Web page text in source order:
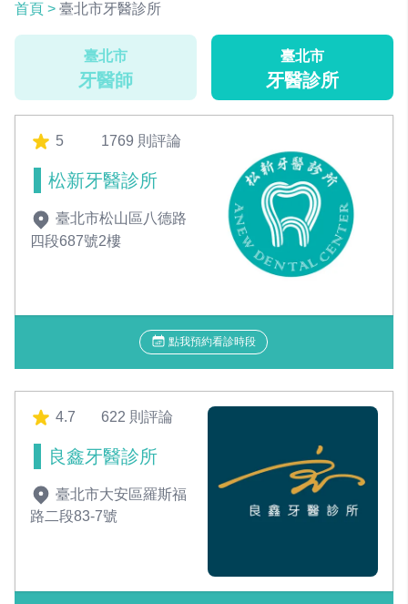
首頁 > 臺北市牙醫診所
臺北市
牙醫師
臺北市
牙醫診所
5 1769 則評論
松新牙醫診所
臺北市松山區八德路
四段687號2樓
點我預約看診時段
4.7 622 則評論
良鑫牙醫診所
臺北市大安區羅斯福
路二段83-7號